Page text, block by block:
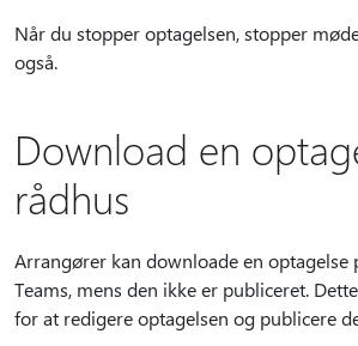
Når du stopper optagelsen, stopper
også.
Download en
rådhus
Arrangører kan downloade en optagelse
Teams, mens den ikke er publiceret.
for at redigere optagelsen og publicere